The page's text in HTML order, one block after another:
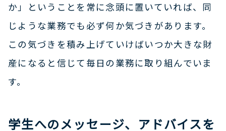
か」ということを常に念頭に置いていれば、同
じような業務でも必ず何か気づきがあります。
この気づきを積み上げていけばいつか大きな財
産になると信じて毎日の業務に取り組んでいま
す。
学生へのメッセージ、アドバイスを